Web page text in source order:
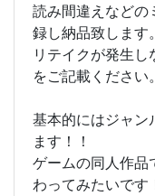
読み間違えなどの
録し納品致します。
リテイクが発生
をご記載ください。
基本的にはジャン
ます！！
ゲームの同人作
わってみたいです